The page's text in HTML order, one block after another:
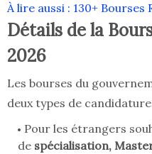
À lire aussi : 130+
Détails de la
2026
Les bourses du
deux types de
Pour les étrangers
de spécialisation,